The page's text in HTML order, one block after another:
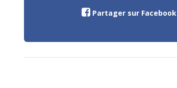
Partager sur Facebook